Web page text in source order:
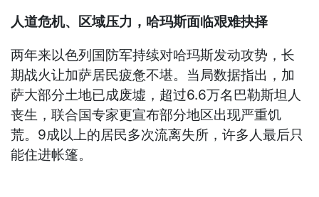
人道危机、区域压力，哈玛斯面临艰难抉择
两年来以色列国防军持续对哈玛斯发动攻势，长
期战火让加萨居民疲惫不堪。当局数据指出，加
萨大部分土地已成废墟，超过6.6万名巴勒斯坦人
丧生，联合国专家更宣布部分地区出现严重饥
荒。9成以上的居民多次流离失所，许多人最后只
能住进帐篷。